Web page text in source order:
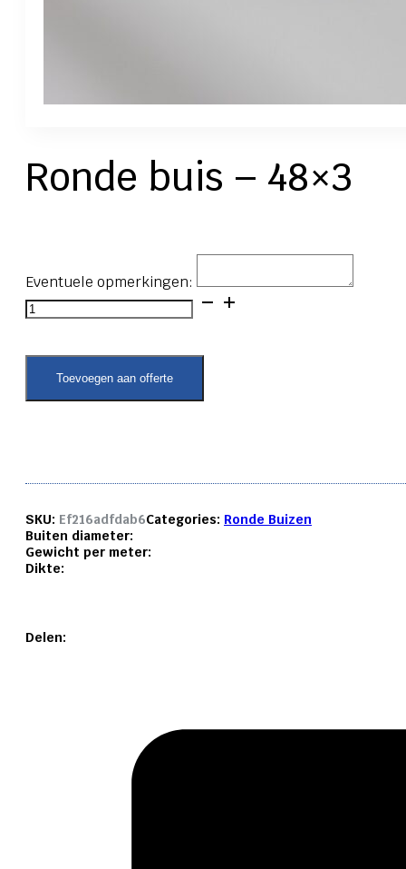
Ronde buis – 48×3
Eventuele opmerkingen:
Ronde
buis
48x3
aantalToevoegen aan offerte
SKU: Ef216adfdab6Categories: Ronde Buizen
Buiten diameter:
Gewicht per meter:
Dikte:
Delen: